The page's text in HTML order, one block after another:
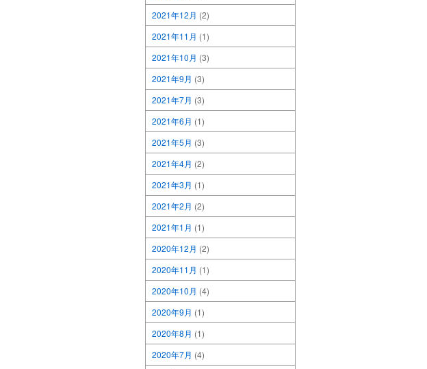
2021年12月 (2)
2021年11月 (1)
2021年10月 (3)
2021年9月 (3)
2021年7月 (3)
2021年6月 (1)
2021年5月 (3)
2021年4月 (2)
2021年3月 (1)
2021年2月 (2)
2021年1月 (1)
2020年12月 (2)
2020年11月 (1)
2020年10月 (4)
2020年9月 (1)
2020年8月 (1)
2020年7月 (4)